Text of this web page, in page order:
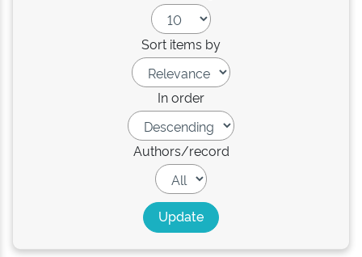
Sort items by
In order
Authors/record